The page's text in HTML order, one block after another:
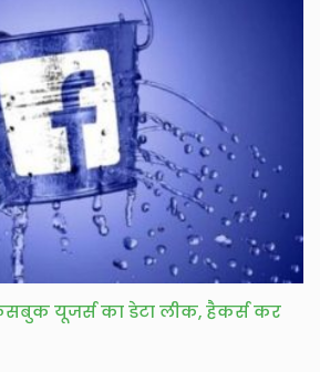
यूजर्स का डेटा लीक, हैकर्स कर